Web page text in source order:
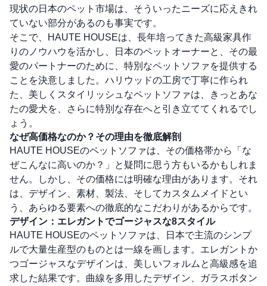
現状の日本のペット市場は、そういったニーズに応えきれ
ていない部分があるのも事実です。
そこで、HAUTE HOUSEは、長年培ってきた高級家具作
りのノウハウを活かし、日本のペットオーナーと、その最
愛のパートナーのために、特別なペットソファを提供する
ことを決意しました。ハリウッドの工房で丁寧に作られ
た、美しくスタイリッシュなペットソファは、きっとあな
たの愛犬を、さらに特別な存在へと引き立ててくれるでし
ょう。
なぜ高価格なのか？その理由を徹底解剖
HAUTE HOUSEのペットソファは、その価格帯から「な
ぜこんなに高いのか？」と疑問に思う方もいるかもしれま
せん。しかし、その価格には明確な理由があります。それ
は、デザイン、素材、製法、そしてカスタムメイドとい
う、あらゆる要素への徹底的なこだわりがあるからです。
デザイン：エレガントでゴージャスな8スタイル
HAUTE HOUSEのペットソファは、日本で主流のシンプ
ルで大量生産型のものとは一線を画します。エレガントか
つゴージャスなデザインは、美しいフォルムと高級感を追
求した結果です。曲線を多用したデザイン、ガラスボタン